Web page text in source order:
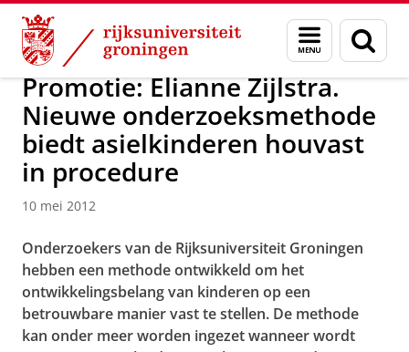
Skip
Content
Skip
Navigation
Menu
en
zoeken
Over ons Actueel Nieuws Nieuwsberichten
Promotie: Elianne Zijlstra.
Nieuwe onderzoeksmethode
biedt asielkinderen houvast
in procedure
10 mei 2012
Onderzoekers van de Rijksuniversiteit Groningen
hebben een methode ontwikkeld om het
ontwikkelingsbelang van kinderen op een
betrouwbare manier vast te stellen. De methode
kan onder meer worden ingezet wanneer wordt